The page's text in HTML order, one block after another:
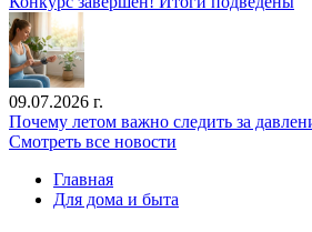
09.07.2026 г.
Почему летом важно следить за
Смотреть все новости
Главная
Для дома и быта